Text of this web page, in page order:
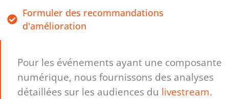
Pour les événements ayant une composante
numérique, nous fournissons des analyses
détaillées sur les audiences du livestream.
Formuler des recommandations
d'amélioration